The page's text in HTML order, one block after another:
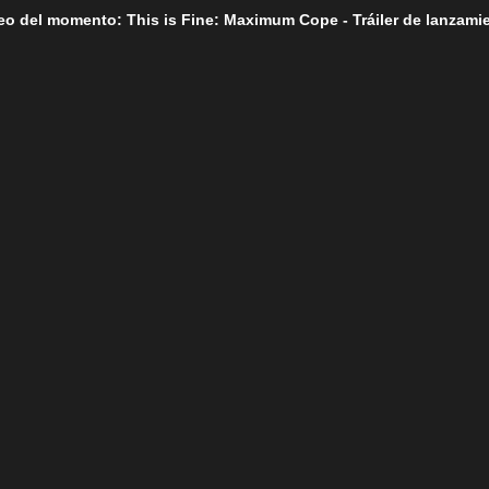
del momento: This is Fine: Maximum Cope - Tráiler de